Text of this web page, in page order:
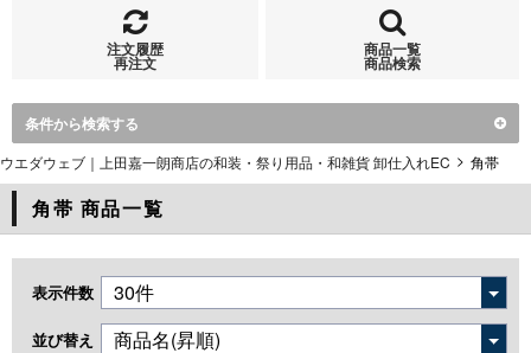
注文履歴
再注文
商品一覧
商品検索
条件から検索する
ウエダウェブ｜上田嘉一朗商店の和装・祭り用品・和雑貨 卸仕入れEC 角帯
角帯 商品一覧
表示件数
並び替え